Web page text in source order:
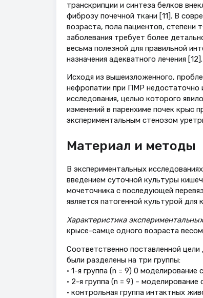
транскрипции и синтеза белков
фиброзу почечной ткани [11]. В
возраста, пола пациентов, степени
заболевания требует более
весьма полезной для правильной
назначения адекватного лечения [12].
Исходя из вышеизложенного,
нефропатии при ПМР недостаточно
исследования, целью которого
изменений в паренхиме почек крыс
экспериментальным стенозом
Материал и методы
В экспериментальных
введением суточной культуры
мочеточника с последующей
является патогенной культурой
Характеристика
крысе-самце одного возраста
Соответственно поставленной
были разделены на три группы:
• 1-я группа (n = 9) 0
• 2-я группа (n = 9) –
• контрольная группа интактных